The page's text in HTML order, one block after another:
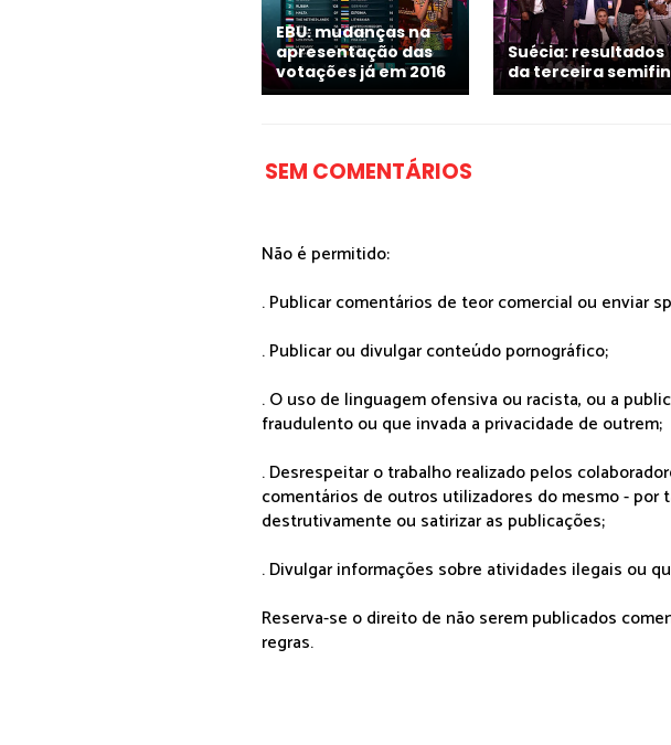
EBU: mudanças na
apresentação das
votações já em 2016
Suécia: resultados
da terceira
SEM COMENTÁRIOS
Não é permitido:
. Publicar comentários de teor comercial ou enviar
. Publicar ou divulgar conteúdo pornográfico;
. O uso de linguagem ofensiva ou racista, ou a
fraudulento ou que invada a privacidade de outrem;
. Desrespeitar o trabalho realizado pelos
comentários de outros utilizadores do mesmo - por
destrutivamente ou satirizar as publicações;
. Divulgar informações sobre atividades ilegais ou
Reserva-se o direito de não serem publicados
regras.